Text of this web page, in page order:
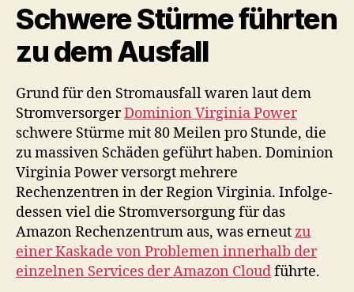
Schwere Stürme führten
zu dem Ausfall
Grund für den Stromausfall waren laut dem
StromversorgerDominion Virginia Power
schwere Stürme mit 80 Meilen pro Stunde, die
zu massiven Schäden geführt haben. Dominion
Virginia Power versorgt mehrere
Rechenzentren in der Region Virginia. In­fol­ge­
des­sen viel die Stromversorgung für das
Amazon Rechenzentrum aus, was erneutzu
einer Kaskade von Problemen innerhalb der
einzelnen Services der Amazon Cloudführte.